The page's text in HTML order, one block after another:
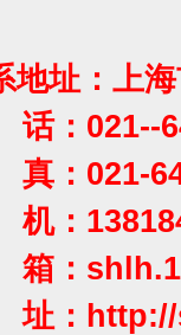
地址：上
：021--
：021-
：
：
：